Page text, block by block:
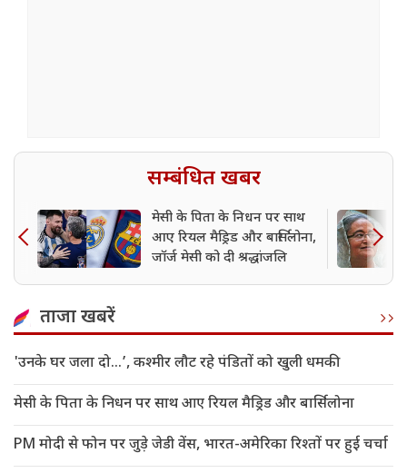
सम्बंधित खबर
मेसी के पिता के निधन पर साथ
आए रियल मैड्रिड और बार्सिलोना,
जॉर्ज मेसी को दी श्रद्धांजलि
ताजा खबरें
'उनके घर जला दो…’, कश्मीर लौट रहे पंडितों को खुली धमकी
मेसी के पिता के निधन पर साथ आए रियल मैड्रिड और बार्सिलोना
PM मोदी से फोन पर जुड़े जेडी वेंस, भारत-अमेरिका रिश्तों पर हुई चर्चा